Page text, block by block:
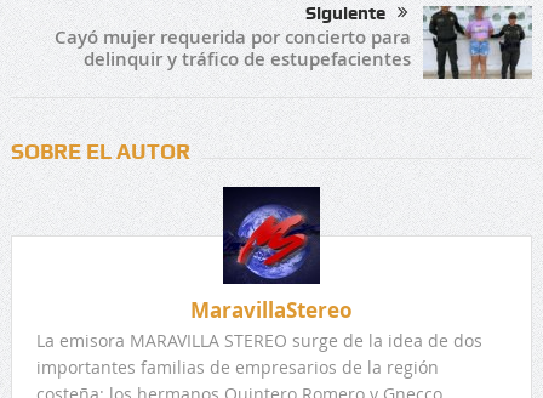
Siguiente
Cayó mujer requerida por concierto para
delinquir y tráfico de estupefacientes
SOBRE EL AUTOR
MaravillaStereo
La emisora MARAVILLA STEREO surge de la idea de dos
importantes familias de empresarios de la región
costeña: los hermanos Quintero Romero y Gnecco